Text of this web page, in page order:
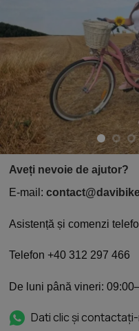
Aveți nevoie de ajutor?
E-mail:
Asistență și comenzi
Telefon +40 312 297 466
De luni până vineri:
Dati clic și